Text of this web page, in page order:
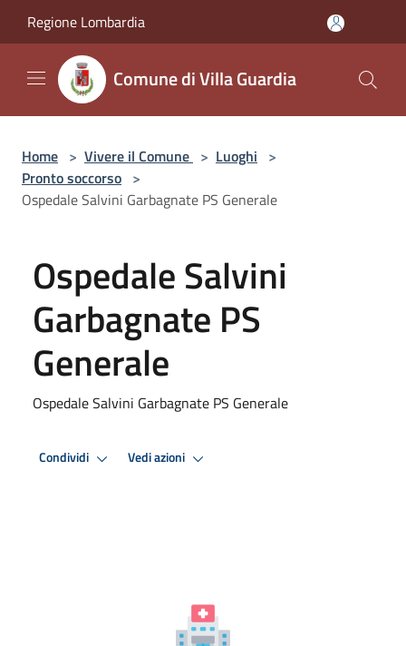
Regione Lombardia
Comune di Villa Guardia
Home > Vivere il Comune > Luoghi >
Pronto soccorso >
Ospedale Salvini Garbagnate PS Generale
Ospedale Salvini
Garbagnate PS
Generale
Ospedale Salvini Garbagnate PS Generale
Condividi Vedi azioni